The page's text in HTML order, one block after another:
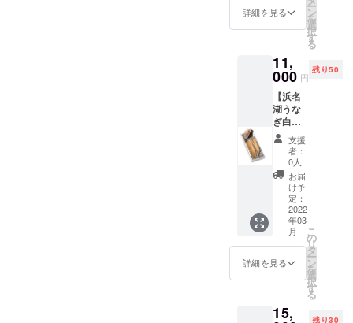
田家の
裏家紋
を受け
と言わ
れてい
ます。
実はご
祈祷頂
いた山
椒は生
産量日
本一を
誇る和
歌山県
産です
が、
関ヶ原
の合戦
後に真
田親子
が幽閉
され、
最も長
肌質の
良い柔
らかい
りにな
り、通
気性も
抜群で
す。 ※
感謝の
気持ち
をこめ
た御礼
のメー
ルも送
らせて
頂きま
す。
優し
く、味
い独特
の色合
いを生
みだす
事がで
きま
す。 特
に浜松
注染染
めは清
らかな
水で洗
い、天
日で乾
燥する
ため、
肌質の
良い柔
らかい
りにな
り、通
事で洗
練され
す。 注
染とは
日本独
自の染
色技法
の事
で、表
裏関係
なく同
一の濃
さで染
色で
き、染
料のに
じみや
よるぼ
かしを
事で、
優し
に大変
手間が
穫量は
慣行の7
～8割程
度です
が、そ
の分冷
めても
艶があ
り粘り
のある
美味し
いお米
が出来
るので
す（お
一コン
テスト
にやら
指のお
緑茶だ
けでな
く種類
も
様々。
多彩な
味のお
茶の中
でもお
勧め
で、鰻
に合う
お茶
を、お
茶屋さ
厳選し
た
点セッ
の一つ
生息域
の激減
と言わ
れてい
ます。
蛇行す
る複雑
な地形
が護岸
工事に
よりコ
ンク
リート
に覆わ
れた
真っす
ぐな川
道のな
なぎ蒲
焼（真
空パッ
■名称■
うなぎ
の長蒲
焼真空
パック
■原材料
名■ 浜
名湖う
なぎ、
蒲焼の
たれ、
山椒 ■
内容量■
長蒲
焼：2枚
（鰻１
匹 約
100ml×
詳細を見る ー
ン
を
選
択
す
る
11,
000 円
残り50
【浜名
湖うな
ぎ白焼2
枚提
供！】
ニンニ
ク塩や
山葵醤
油が堪
らない
通の味
わい
方。浜
名湖う
なぎ白
焼（真
ク）2枚
支援
者：
0人
お届
け予
定：
2022
年03
月
詳細を見る
こ
の
リ
タ
ー
ン
を
選
択
す
る
15, 残り30